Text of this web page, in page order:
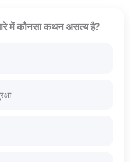
में कौनसा कथन असत्य है?